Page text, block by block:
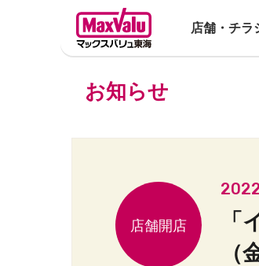
店舗・チラ
お知らせ
「